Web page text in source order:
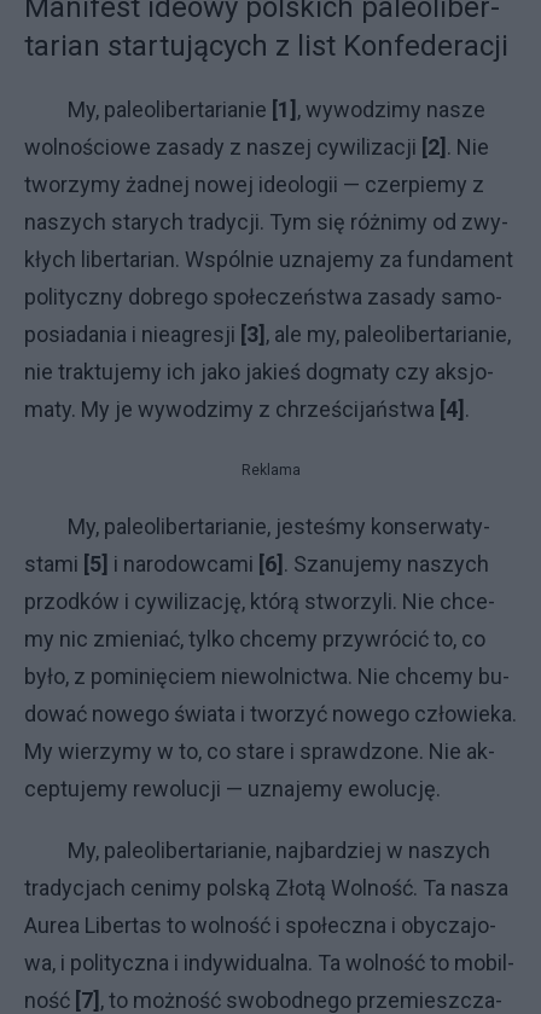
Ma­ni­fe­st ide­owy pol­ski­ch pa­le­oli­ber­
ta­rian star­tu­ją­cy­ch z li­st Kon­fe­de­ra­cji
My, pa­le­oli­ber­ta­ria­nie [1] , wy­wo­dzi­my na­sze
wol­no­ścio­we za­sa­dy z na­szej cy­wi­li­za­cji [2] . Nie
two­rzy­my żad­nej no­wej ide­olo­gii — czer­pie­my z
na­szy­ch sta­ry­ch tra­dy­cji. Tym się róż­ni­my od zwy­
kły­ch li­ber­ta­rian. Wspól­nie uzna­je­my za fun­da­ment
po­li­tycz­ny do­bre­go spo­łe­czeń­stwa za­sa­dy sa­mo­
po­sia­da­nia i nie­agre­sji [3] , ale my, pa­le­oli­ber­ta­ria­nie,
nie trak­tu­je­my ich ja­ko ja­kieś do­gma­ty czy ak­sjo­
ma­ty. My je wy­wo­dzi­my z chrze­ści­jań­stwa [4] .
Reklama
My, pa­le­oli­ber­ta­ria­nie, je­ste­śmy kon­ser­wa­ty­
sta­mi [5] i na­ro­dow­ca­mi [6] . Sza­nu­je­my na­szy­ch
przod­ków i cy­wi­li­za­cję, któ­rą stwo­rzy­li. Nie chce­
my nic zmie­niać, tyl­ko chce­my przy­wró­cić to, co
by­ło, z pominięciem niewolnictwa. Nie chce­my bu­
do­wać no­we­go świa­ta i two­rzyć no­we­go czło­wie­ka.
My wie­rzy­my w to, co sta­re i spraw­dzo­ne. Nie ak­
cep­tu­je­my re­wo­lu­cji — uzna­je­my ewo­lu­cję.
My, pa­le­oli­ber­ta­ria­nie, naj­bar­dziej w na­szy­ch
tra­dy­cja­ch ce­ni­my pol­ską Zło­tą Wol­no­ść. Ta na­sza
Au­rea Li­ber­tas to wol­no­ść i spo­łecz­na i oby­cza­jo­
wa, i po­li­tycz­na i in­dy­wi­du­al­na. Ta wol­no­ść to mo­bil­
no­ść [7] , to moż­no­ść swo­bod­ne­go prze­miesz­cza­